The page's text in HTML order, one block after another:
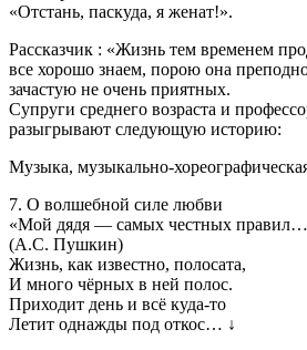
«Отстань, паскуда, я женат!».
Рассказчик : «Жизнь тем временем
все хорошо знаем, порою она
зачастую не очень приятных.
Супруги среднего возраста и
разыгрывают следующую историю:
Музыка, музыкально-
7. О волшебной силе любви
«Мой дядя — самых честных
(А.С. Пушкин)
Жизнь, как известно, полосата,
И много чёрных в ней полос.
Приходит день и всё куда-то
Летит однажды под откос… ↓